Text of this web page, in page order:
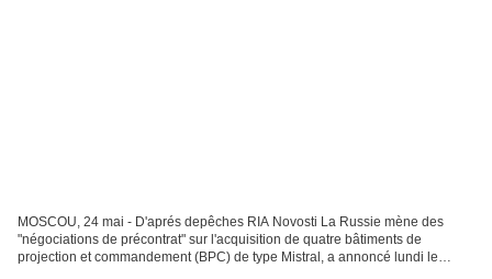
MOSCOU, 24 mai - D'aprés depêches RIA Novosti La Russie mène des
"négociations de précontrat" sur l'acquisition de quatre bâtiments de
projection et commandement (BPC) de type Mistral, a annoncé lundi le